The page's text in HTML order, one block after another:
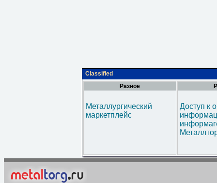
Classified
Разное
Металлургический
маркетплейс
Доступ к